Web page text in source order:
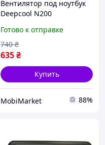
Вентилятор под ноутбук
Deepcool N200
Готово к отправке
635₴
740 ₴
Купить
MobiMarket 88%